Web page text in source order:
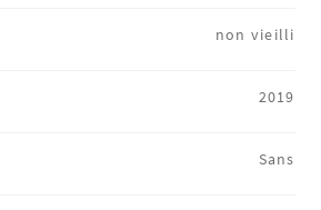
non vieilli
2019
Sans